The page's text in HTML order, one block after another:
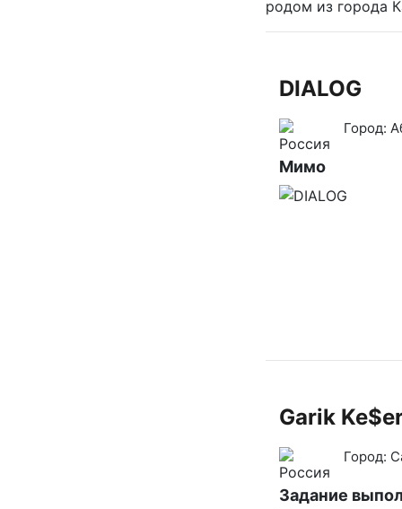
родом из города
DIALOG
Город:
Мимо
Garik
Город:
Задание